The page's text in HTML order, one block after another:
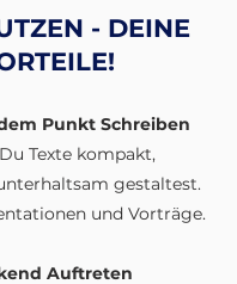
- DEINE
dem Punkt Schreiben
Texte kompakt,
gestaltest.
und Vorträge.
Auftreten